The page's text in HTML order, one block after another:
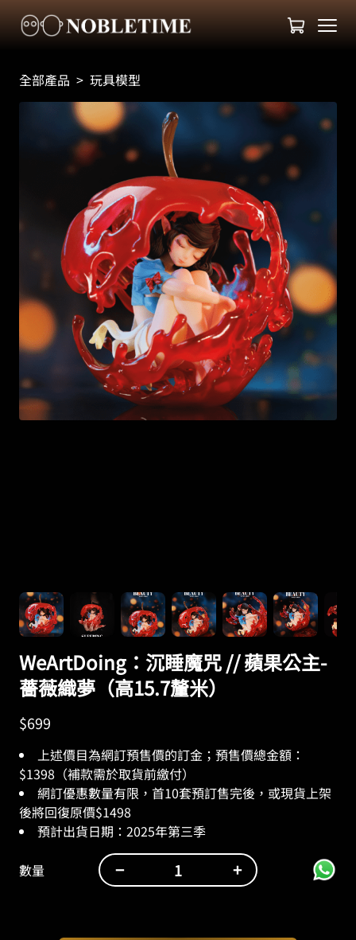
全部產品 > 玩具模型
WeArtDoing：沉睡魔咒 // 蘋果公主-
薔薇織夢（高15.7釐米）
$699
上述價目為網訂預售價的訂金；預售價總金額：
$1398（補款需於取貨前繳付）
網訂優惠數量有限，首10套預訂售完後，或現貨上架
後將回復原價$1498
預計出貨日期：2025年第三季
WeArtDoing：
數量 − +